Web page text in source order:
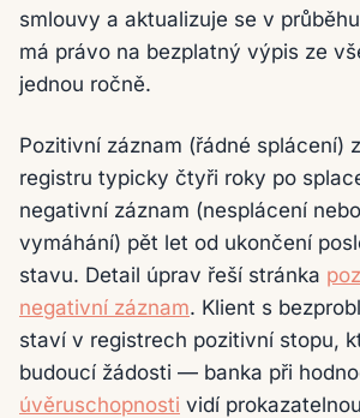
smlouvy a aktualizuje se v
má právo na bezplatný výpis ze
jednou ročně.
Pozitivní záznam (řádné splácení)
registru typicky čtyři roky po
negativní záznam (nesplácení
vymáhání) pět let od ukončení
stavu. Detail úprav řeší stránka
negativní záznam. Klient s
staví v registrech pozitivní stopu,
budoucí žádosti — banka při
úvěruschopnosti vidí